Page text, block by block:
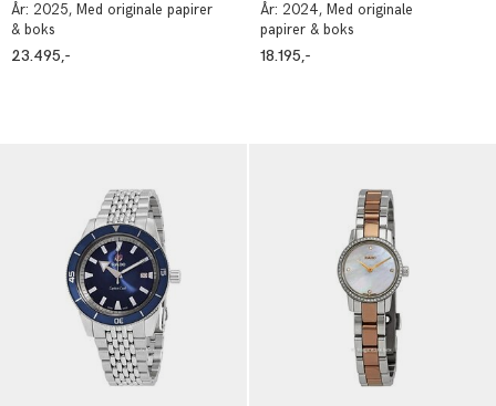
År: 2025, Med originale papirer
& boks
23.495,-
År: 2024, Med originale
papirer & boks
18.195,-